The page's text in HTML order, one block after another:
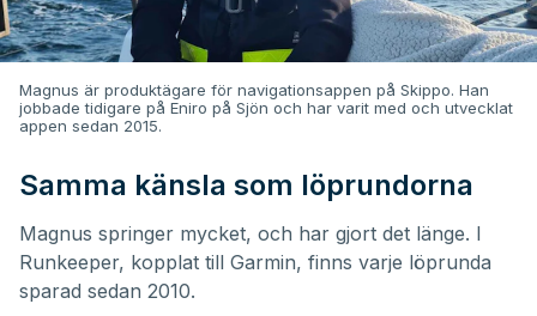
Magnus är produktägare för navigationsappen på Skippo. Han
jobbade tidigare på Eniro på Sjön och har varit med och utvecklat
appen sedan 2015.
Samma känsla som löprundorna
Magnus springer mycket, och har gjort det länge. I
Runkeeper, kopplat till Garmin, finns varje löprunda
sparad sedan 2010.